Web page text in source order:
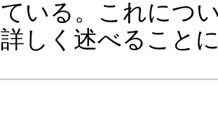
ている。これにつ
詳しく述べること